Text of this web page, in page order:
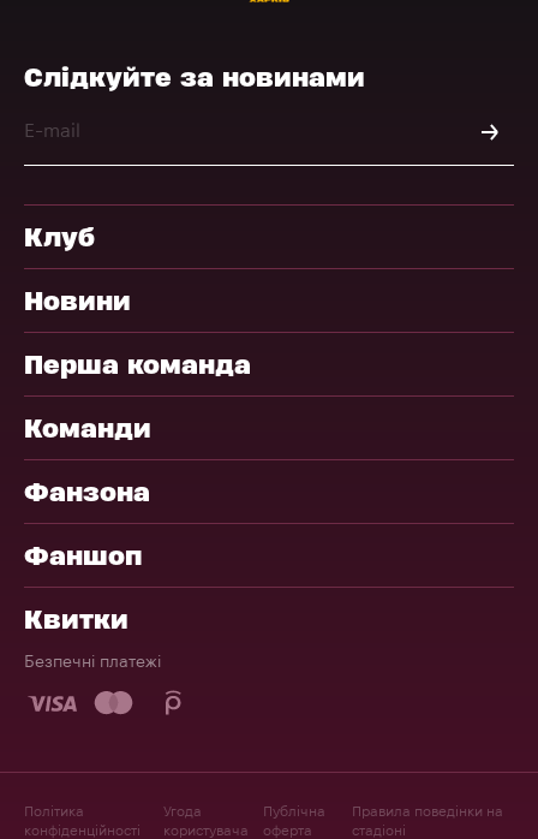
Слідкуйте за новинами
Клуб
Новини
Перша команда
Команди
Фанзона
Фаншоп
Квитки
Безпечні платежі
Політика
конфіденційності
Угода
користувача
Публічна
оферта
Правила поведінки на
стадіоні